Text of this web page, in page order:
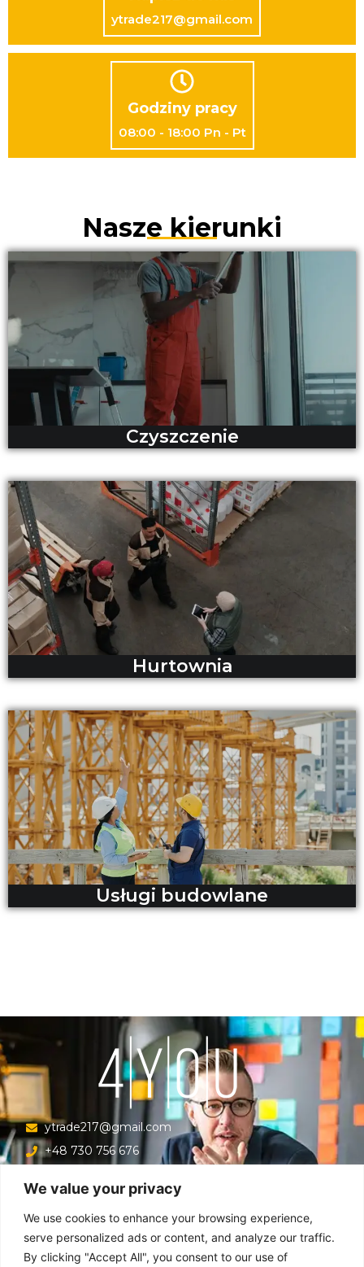
We value your privacy
We use cookies to enhance your browsing experience,
serve personalized ads or content, and analyze our traffic.
By clicking "Accept All", you consent to our use of
ytrade217@gmail.com
Godziny pracy
08:00 - 18:00 Pn - Pt
Nasze kierunki
Czyszczenie
Hurtownia
Usługi budowlane
ytrade217@gmail.com
+48 730 756 676
Menu
Główna